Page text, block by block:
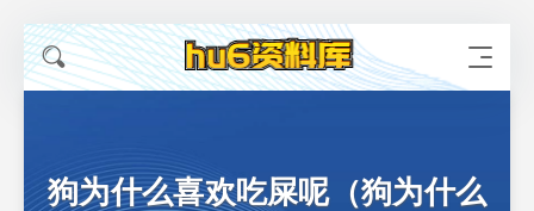
狗为什么喜欢吃屎呢（狗为什么